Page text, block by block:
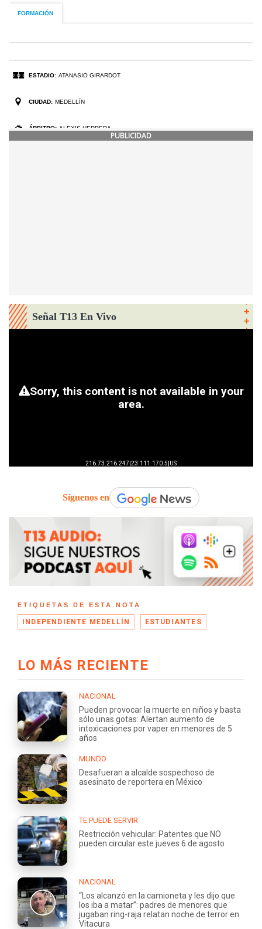
PUBLICIDAD
Señal T13 En Vivo
Síguenos en
ETIQUETAS DE ESTA NOTA
INDEPENDIENTE MEDELLÍN ESTUDIANTES
LO MÁS RECIENTE
NACIONAL
Pueden provocar la muerte en niños y basta
sólo unas gotas: Alertan aumento de
intoxicaciones por vaper en menores de 5
años
MUNDO
Desafueran a alcalde sospechoso de
asesinato de reportera en México
TE PUEDE SERVIR
Restricción vehicular: Patentes que NO
pueden circular este jueves 6 de agosto
NACIONAL
“Los alcanzó en la camioneta y les dijo que
los iba a matar”: padres de menores que
jugaban ring-raja relatan noche de terror en
Vitacura